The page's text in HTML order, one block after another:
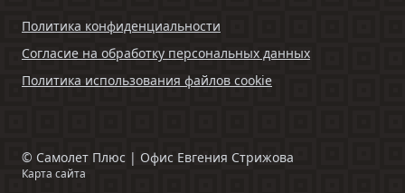
Политика конфиденциальности
Согласие на обработку персональных данных
Политика использования файлов cookie
© Самолет Плюс | Офис Евгения Стрижова
Карта сайта